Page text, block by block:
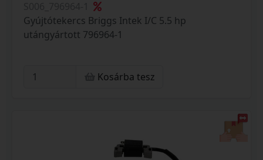
Gyújtótekercs Briggs Intek I/C 5.5 hp
utángyártott 796964-1
Kosárba tesz